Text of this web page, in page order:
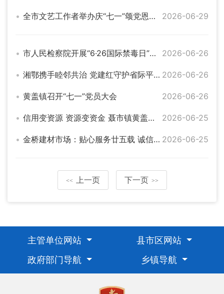
全市文艺工作者举办庆“七一”颂党恩文艺演出活动 2026-06-29
市人民检察院开展“6·26国际禁毒日”宣传活动 2026-06-26
湘鄂携手睦邻共治 党建红守护省际平安线 2026-06-26
黄盖镇召开“七一”党员大会 2026-06-26
信用变资源 资源变资金 聂市镇黄盖村“整村授信”启动 2026-06-25
金桥建材市场：贴心服务廿五载 诚信经营筑安居 2026-06-25
<< 上一页 下一页 >>
主管单位网站
县市区网站
政府部门导航
乡镇导航